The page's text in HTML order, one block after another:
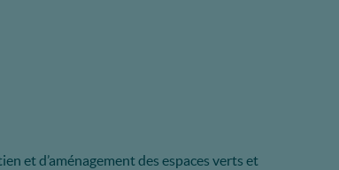
et d’aménagement des espaces verts et